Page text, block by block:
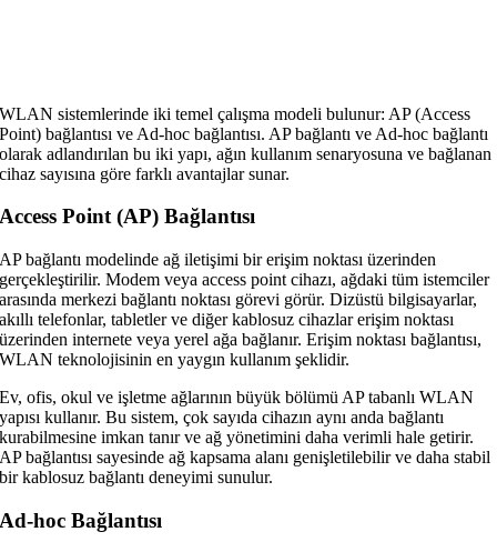
WLAN sistemlerinde iki temel çalışma modeli bulunur: AP (Access
Point) bağlantısı ve Ad-hoc bağlantısı. AP bağlantı ve Ad-hoc bağlantı
olarak adlandırılan bu iki yapı, ağın kullanım senaryosuna ve bağlanan
cihaz sayısına göre farklı avantajlar sunar.
Access Point (AP) Bağlantısı
AP bağlantı modelinde ağ iletişimi bir erişim noktası üzerinden
gerçekleştirilir. Modem veya access point cihazı, ağdaki tüm istemciler
arasında merkezi bağlantı noktası görevi görür. Dizüstü bilgisayarlar,
akıllı telefonlar, tabletler ve diğer kablosuz cihazlar erişim noktası
üzerinden internete veya yerel ağa bağlanır. Erişim noktası bağlantısı,
WLAN teknolojisinin en yaygın kullanım şeklidir.
Ev, ofis, okul ve işletme ağlarının büyük bölümü AP tabanlı WLAN
yapısı kullanır. Bu sistem, çok sayıda cihazın aynı anda bağlantı
kurabilmesine imkan tanır ve ağ yönetimini daha verimli hale getirir.
AP bağlantısı sayesinde ağ kapsama alanı genişletilebilir ve daha stabil
bir kablosuz bağlantı deneyimi sunulur.
Ad-hoc Bağlantısı